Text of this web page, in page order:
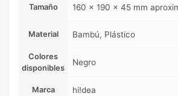
Tamaño 160 x 190 x 45 mm
Material Bambú, Plástico
Colores
disponibles
Negro
Marca hi!dea